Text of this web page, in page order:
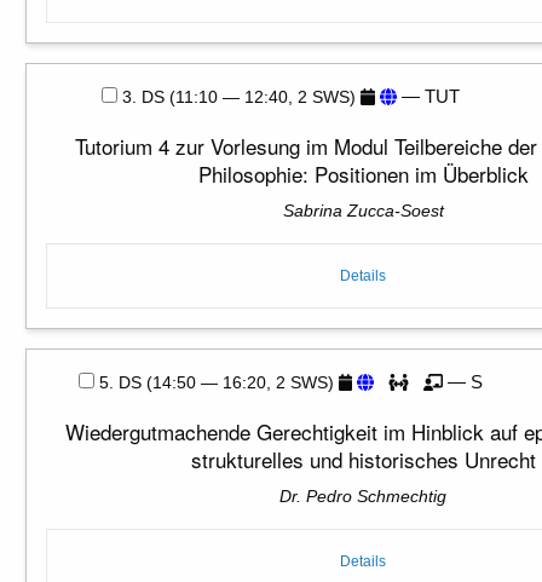
3. DS (11:10 — 12:40, 2 SWS) — TUT
Tutorium 4 zur Vorlesung im Modul Teilbereiche
Philosophie: Positionen im Überblick
Sabrina Zucca-Soest
Details
5. DS (14:50 — 16:20, 2 SWS) — S
Wiedergutmachende Gerechtigkeit im Hinblick auf
strukturelles und historisches Unrecht
Dr. Pedro Schmechtig
Details